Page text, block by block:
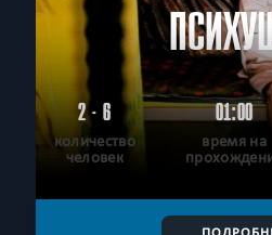
2 - 6
количество
человек
01:00
время на